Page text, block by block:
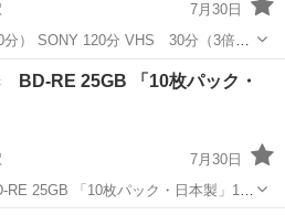
7月30日
） SONY 120分 VHS 30分（3倍モ
映像プレーヤー、レコーダー
BD-RE 25GB 「10枚パック・
7月30日
25GB 「10枚パック・日本製」1セ